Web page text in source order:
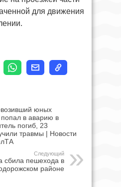
для движения
юных
в аварию в
погиб, 23
травмы | Новости
Следующий
сбила пешехода в
районе